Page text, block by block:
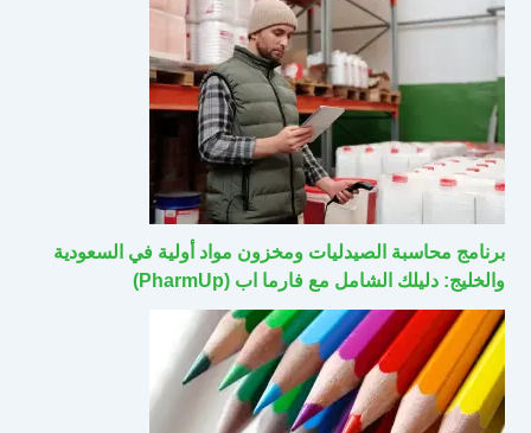
برنامج محاسبة الصيدليات ومخزون مواد أولية في السعودية
والخليج: دليلك الشامل مع فارما اب (PharmUp)